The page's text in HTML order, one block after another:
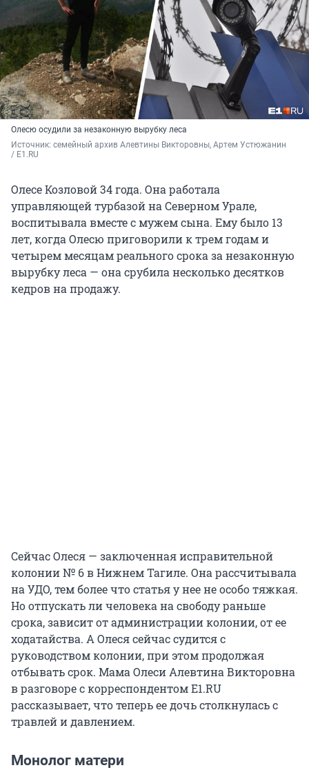
Олесю осудили за незаконную вырубку леса
Источник: семейный архив Алевтины Викторовны, Артем Устюжанин
/ E1.RU
Олесе Козловой 34 года. Она работала
управляющей турбазой на Северном Урале,
воспитывала вместе с мужем сына. Ему было 13
лет, когда Олесю приговорили к трем годам и
четырем месяцам реального срока за незаконную
вырубку леса — она срубила несколько десятков
кедров на продажу.
Сейчас Олеся — заключенная исправительной
колонии № 6 в Нижнем Тагиле. Она рассчитывала
на УДО, тем более что статья у нее не особо тяжкая.
Но отпускать ли человека на свободу раньше
срока, зависит от администрации колонии, от ее
ходатайства. А Олеся сейчас судится с
руководством колонии, при этом продолжая
отбывать срок. Мама Олеси Алевтина Викторовна
в разговоре с корреспондентом E1.RU
рассказывает, что теперь ее дочь столкнулась с
травлей и давлением.
Монолог матери